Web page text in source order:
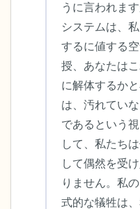
うに言われま
システムは、
するに値する
授、あなたは
に解体するか
は、汚れてい
であるという
して、私たち
して偶然を受
りません。私
式的な犠牲は